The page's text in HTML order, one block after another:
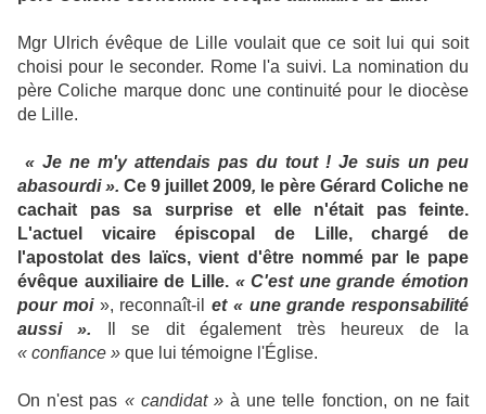
Mgr Ulrich évêque de Lille voulait que ce soit lui qui soit
choisi pour le seconder. Rome l'a suivi. La nomination du
père Coliche marque donc une continuité pour le diocèse
de Lille.
« Je ne m'y attendais pas du tout ! Je suis un peu
abasourdi ». Ce 9 juillet 2009, le père Gérard Coliche ne
cachait pas sa surprise et elle n'était pas feinte.
L'actuel vicaire épiscopal de Lille, chargé de
l'apostolat des laïcs, vient d'être nommé par le pape
évêque auxiliaire de Lille. « C'est une grande émotion
pour moi », reconnaît-il et « une grande responsabilité
aussi ».
Il se dit également très heureux de la
« confiance » que lui témoigne l'Église.
On n'est pas « candidat »à une telle fonction, on ne fait